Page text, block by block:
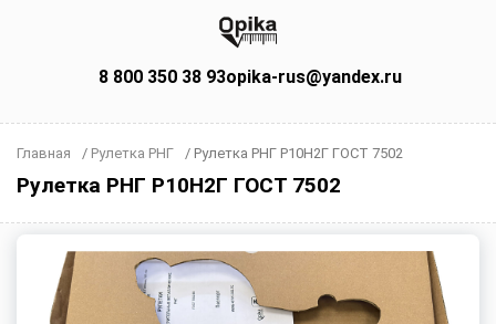
8 800 350 38 93opika-rus@yandex.ru
Главная / Рулетка РНГ / Рулетка РНГ Р10Н2Г ГОСТ 7502
Рулетка РНГ Р10Н2Г ГОСТ 7502